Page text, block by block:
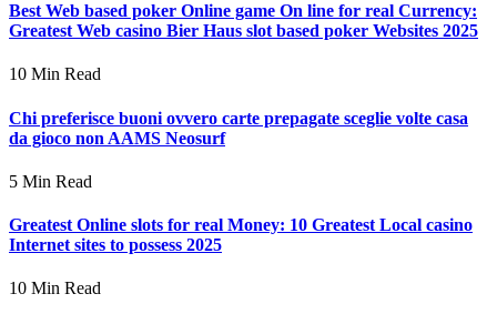
Best Web based poker Online game On line for real Currency:
Greatest Web casino Bier Haus slot based poker Websites 2025
10 Min Read
Chi preferisce buoni ovvero carte prepagate sceglie volte casa
da gioco non AAMS Neosurf
5 Min Read
Greatest Online slots for real Money: 10 Greatest Local casino
Internet sites to possess 2025
10 Min Read